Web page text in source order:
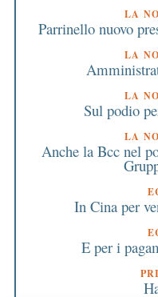
LA
Parrinello nuovo
LA
LA
Sul podio
LA
Anche la Bcc nel
In Cina per
E per i